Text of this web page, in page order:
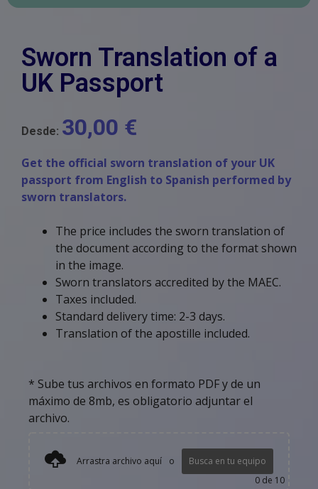
Sworn Translation of a
UK Passport
Desde: 30,00 €
Get the official sworn translation of your UK
passport from English to Spanish performed by
sworn translators.
The price includes the sworn translation of
the document according to the format shown
in the image.
Sworn translators accredited by the MAEC.
Taxes included.
Standard delivery time: 2-3 days.
Translation of the apostille included.
* Sube tus archivos en formato PDF y de un
máximo de 8mb, es obligatorio adjuntar el
archivo.
Arrastra archivo aquí o
Busca en tu equipo
0 de 10